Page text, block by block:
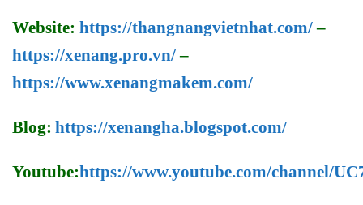
Website: https://thangnangvietnhat.com/–
https://xenang.pro.vn/–
https://www.xenangmakem.com/
Blog: https://xenangha.blogspot.com/
Youtube:https://www.youtube.com/channel/